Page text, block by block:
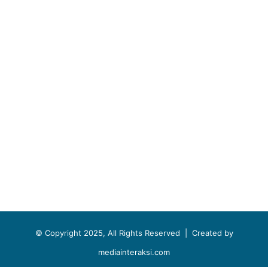
© Copyright 2025, All Rights Reserved | Created by
mediainteraksi.com